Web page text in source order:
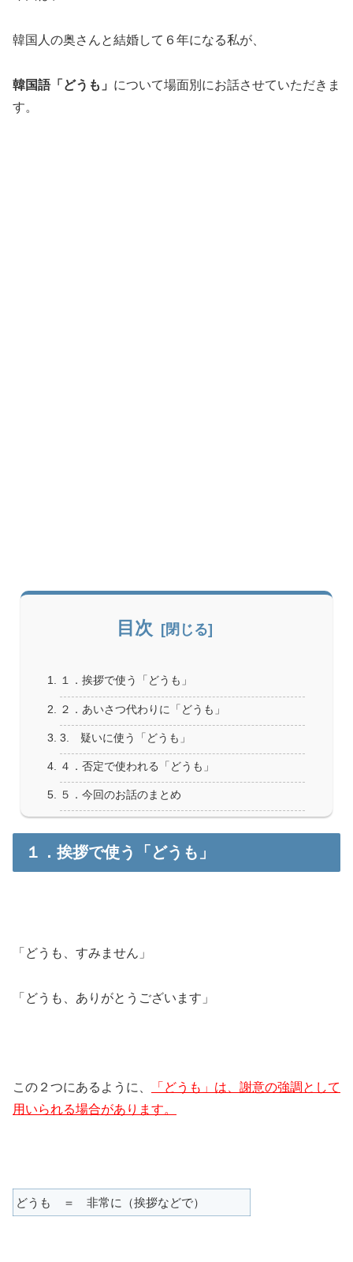
韓国人の奥さんと結婚して６年になる私が、
韓国語「どうも」 について場面別にお話させていただきま
す。
目次
１．挨拶で使う「どうも」
２．あいさつ代わりに「どうも」
3. 疑いに使う「どうも」
４．否定で使われる「どうも」
５．今回のお話のまとめ
１．挨拶で使う「どうも」
「どうも、すみません」
「どうも、ありがとうございます」
この２つにあるように、
「どうも」は、謝意の強調として
用いられる場合があります。
どうも ＝ 非常に（挨拶などで）